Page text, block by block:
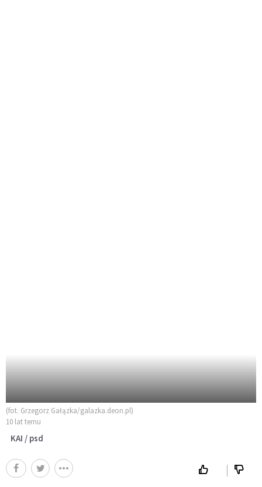
(fot. Grzegorz Gałązka/galazka.deon.pl)
10 lat temu
KAI / psd